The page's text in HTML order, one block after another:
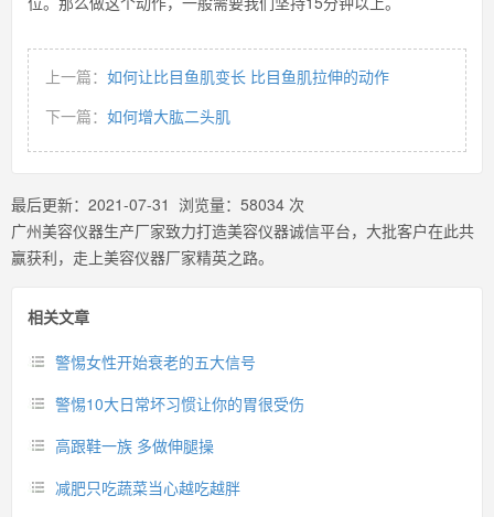
上一篇： 如何让比目鱼肌变长 比目鱼肌拉伸的动作
下一篇： 如何增大肱二头肌
最后更新： 2021-07-31 浏览量： 58034 次
广州美容仪器生产厂家致力打造美容仪器诚信平台，大批客户在此共
赢获利，走上美容仪器厂家精英之路。
相关文章
警惕女性开始衰老的五大信号
警惕10大日常坏习惯让你的胃很受伤
高跟鞋一族 多做伸腿操
减肥只吃蔬菜当心越吃越胖